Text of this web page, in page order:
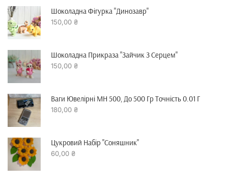
Шоколадна Фігурка "динозавр"
150,00 ₴
Шоколадна Прикраза "зайчик З Серцем"
150,00 ₴
Ваги Ювелірні MH 500, До 500 Гр Точність 0.01 Г
180,00 ₴
Цукровий Набір "Соняшник"
60,00 ₴